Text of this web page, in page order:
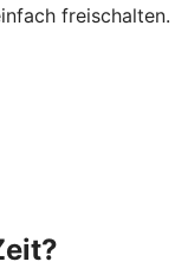
freischalten.